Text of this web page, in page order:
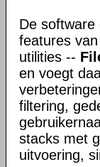
De software
features
utilities --
en voegt
filtering,
stacks met
uitvoering,